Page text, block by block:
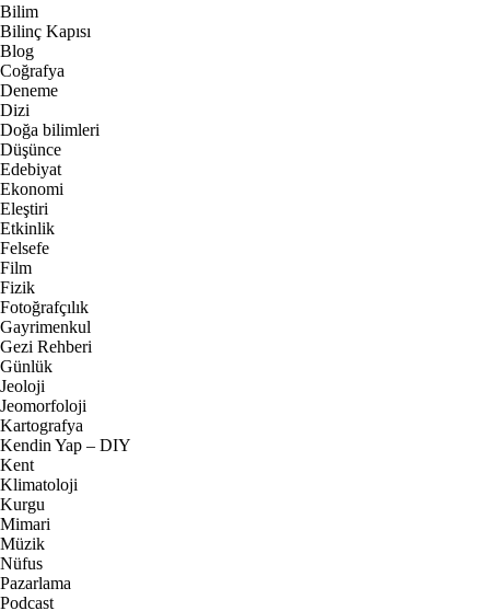
Bilim
Bilinç Kapısı
Blog
Coğrafya
Deneme
Dizi
Doğa bilimleri
Düşünce
Edebiyat
Ekonomi
Eleştiri
Etkinlik
Felsefe
Film
Fizik
Fotoğrafçılık
Gayrimenkul
Gezi Rehberi
Günlük
Jeoloji
Jeomorfoloji
Kartografya
Kendin Yap – DIY
Kent
Klimatoloji
Kurgu
Mimari
Müzik
Nüfus
Pazarlama
Podcast